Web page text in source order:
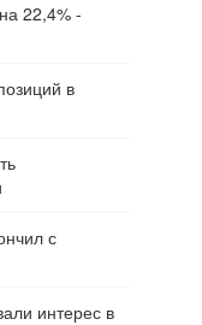
22,4% -
в
с
интерес в